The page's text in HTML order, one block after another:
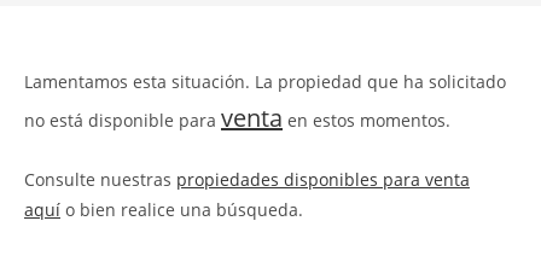
Lamentamos esta situación. La propiedad que ha solicitado
no está disponible para venta en estos momentos.
Consulte nuestras propiedades disponibles para venta
aquí o bien realice una búsqueda.